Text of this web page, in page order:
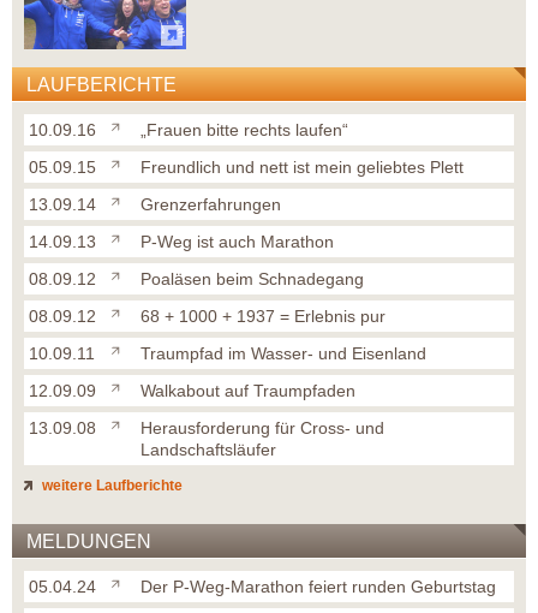
LAUFBERICHTE
10.09.16
„Frauen bitte rechts laufen“
05.09.15
Freundlich und nett ist mein geliebtes Plett
13.09.14
Grenzerfahrungen
14.09.13
P-Weg ist auch Marathon
08.09.12
Poaläsen beim Schnadegang
08.09.12
68 + 1000 + 1937 = Erlebnis pur
10.09.11
Traumpfad im Wasser- und Eisenland
12.09.09
Walkabout auf Traumpfaden
13.09.08
Herausforderung für Cross- und
Landschaftsläufer
weitere Laufberichte
MELDUNGEN
05.04.24 Der P-Weg-Marathon feiert runden Geburtstag